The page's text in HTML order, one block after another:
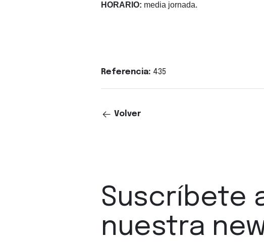
HORARIO: media jornada.
Referencia: 435
Volver
Suscríbete
nuestra